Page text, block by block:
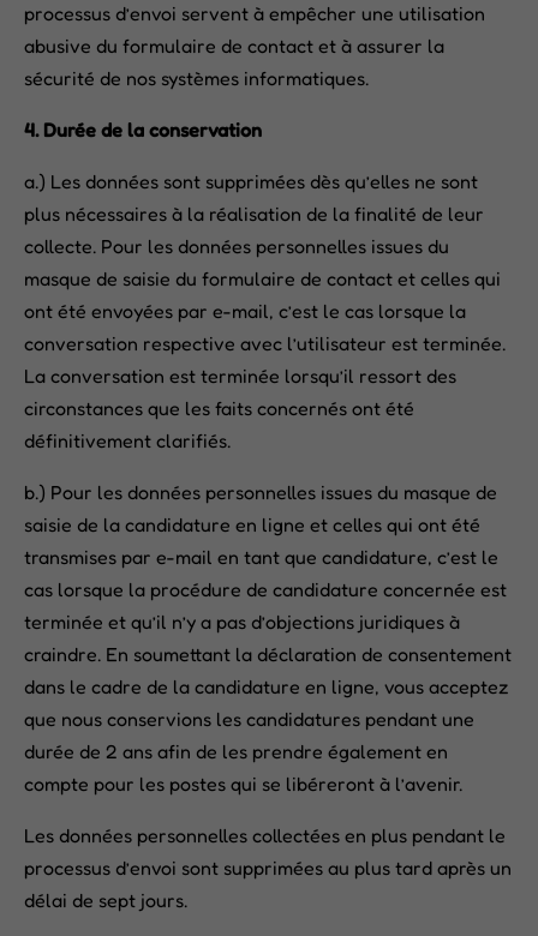
processus d’envoi servent à empêcher une utilisation
abusive du formulaire de contact et à assurer la
sécurité de nos systèmes informatiques.
4. Durée de la conservation
a.) Les données sont supprimées dès qu’elles ne sont
plus nécessaires à la réalisation de la finalité de leur
collecte. Pour les données personnelles issues du
masque de saisie du formulaire de contact et celles qui
ont été envoyées par e-mail, c’est le cas lorsque la
conversation respective avec l’utilisateur est terminée.
La conversation est terminée lorsqu’il ressort des
circonstances que les faits concernés ont été
définitivement clarifiés.
b.) Pour les données personnelles issues du masque de
saisie de la candidature en ligne et celles qui ont été
transmises par e-mail en tant que candidature, c’est le
cas lorsque la procédure de candidature concernée est
terminée et qu’il n’y a pas d’objections juridiques à
craindre. En soumettant la déclaration de consentement
dans le cadre de la candidature en ligne, vous acceptez
que nous conservions les candidatures pendant une
durée de 2 ans afin de les prendre également en
compte pour les postes qui se libéreront à l’avenir.
Les données personnelles collectées en plus pendant le
processus d’envoi sont supprimées au plus tard après un
délai de sept jours.